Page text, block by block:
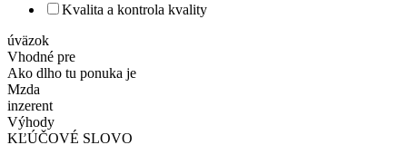
Kvalita a kontrola kvality
úväzok
Vhodné pre
Ako dlho tu ponuka je
Mzda
inzerent
Výhody
KĽÚČOVÉ SLOVO